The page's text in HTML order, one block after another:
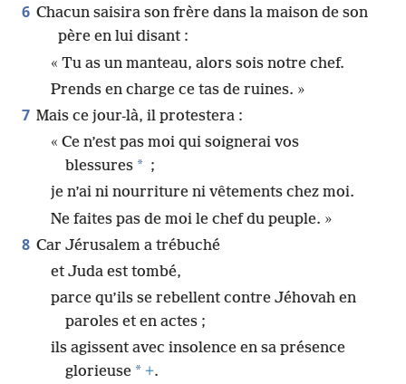
6 Chacun saisira son frère dans la maison de son
père en lui disant :
« Tu as un manteau, alors sois notre chef.
Prends en charge ce tas de ruines. »
7 Mais ce jour-là, il protestera :
« Ce n’est pas moi qui soignerai vos
blessures * ;
je n’ai ni nourriture ni vêtements chez moi.
Ne faites pas de moi le chef du peuple. »
8 Car Jérusalem a trébuché
et Juda est tombé,
parce qu’ils se rebellent contre Jéhovah en
paroles et en actes ;
ils agissent avec insolence en sa présence
glorieuse * +.